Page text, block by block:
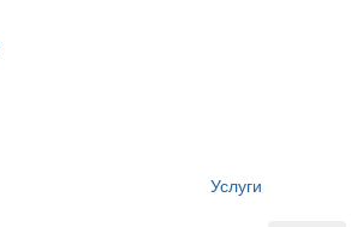
Услуги